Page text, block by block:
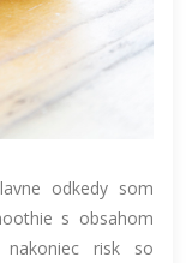
odkedy som
s obsahom
risk so